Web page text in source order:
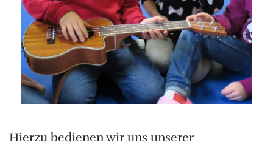
Hierzu bedienen wir uns unserer